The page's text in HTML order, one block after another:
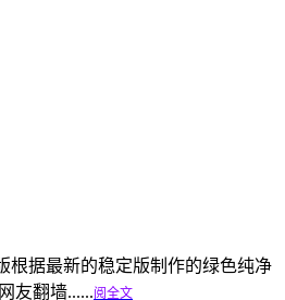
根据最新的稳定版制作的绿色纯净
友翻墙......阅全文